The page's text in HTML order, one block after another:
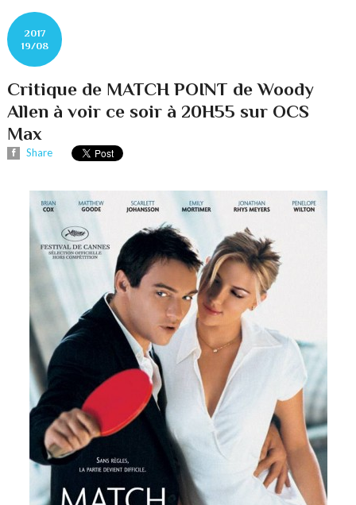
2017
19/08
Critique de MATCH POINT de Woody
Allen à voir ce soir à 20H55 sur OCS
Max
Share